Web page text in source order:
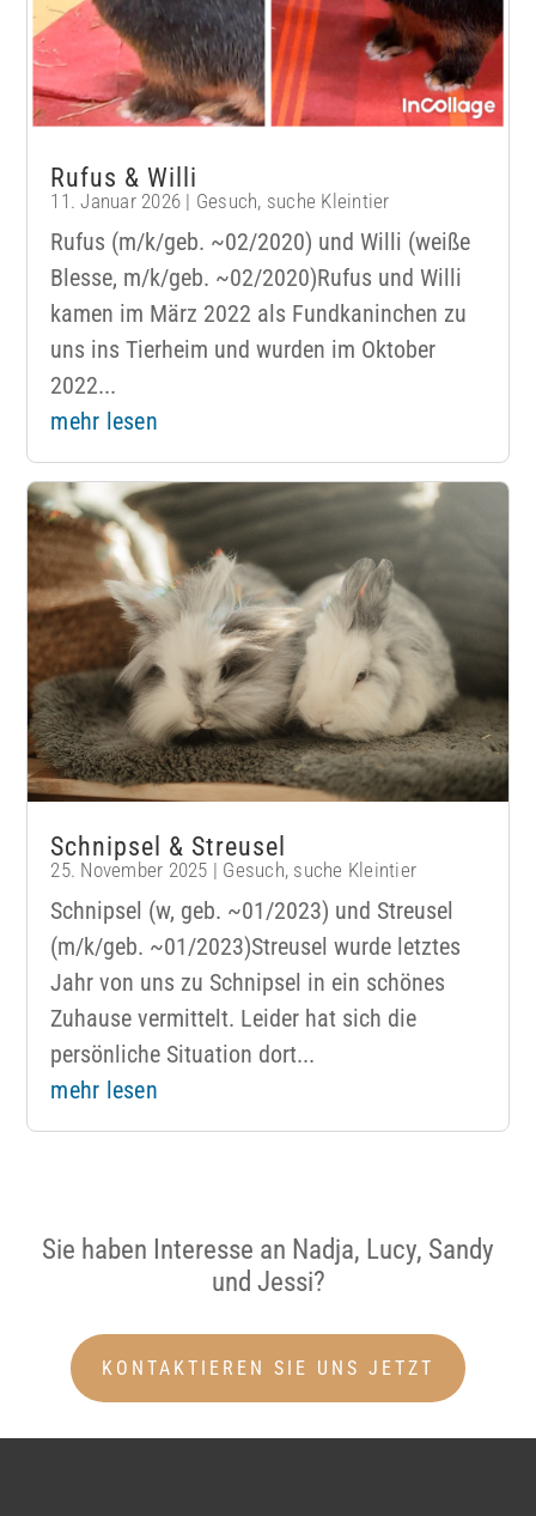
Rufus & Willi
11. Januar 2026 | Gesuch, suche Kleintier
Rufus (m/k/geb. ~02/2020) und Willi (weiße
Blesse, m/k/geb. ~02/2020)Rufus und Willi
kamen im März 2022 als Fundkaninchen zu
uns ins Tierheim und wurden im Oktober
2022...
mehr lesen
Schnipsel & Streusel
25. November 2025 | Gesuch, suche Kleintier
Schnipsel (w, geb. ~01/2023) und Streusel
(m/k/geb. ~01/2023)Streusel wurde letztes
Jahr von uns zu Schnipsel in ein schönes
Zuhause vermittelt. Leider hat sich die
persönliche Situation dort...
mehr lesen
Sie haben Interesse an Nadja, Lucy, Sandy
und Jessi?
KONTAKTIEREN SIE UNS JETZT